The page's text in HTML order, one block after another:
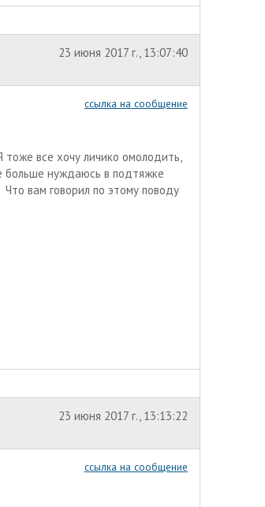
23 июня 2017 г., 13:07:40
ссылка на сообщение
тоже все хочу личико омолодить,
больше нуждаюсь в подтяжке
вам говорил по этому поводу
23 июня 2017 г., 13:13:22
ссылка на сообщение